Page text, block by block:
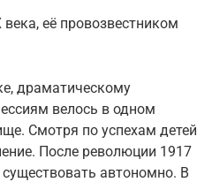
её провозвестником
драматическому
велось в одном
Смотря по успехам детей
После революции 1917
автономно. В